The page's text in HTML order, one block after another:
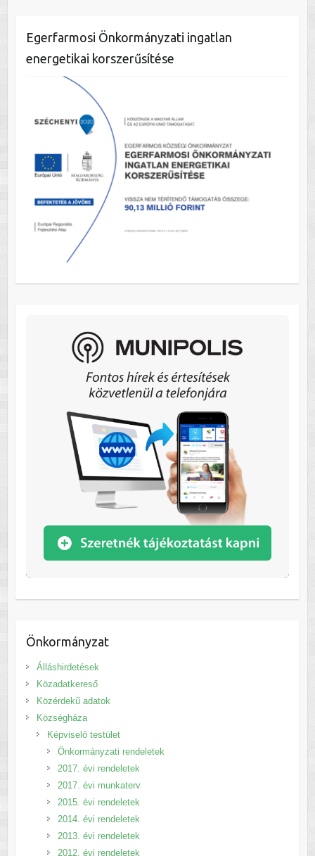
Egerfarmosi Önkormányzati ingatlan
energetikai korszerűsítése
Önkormányzat
Álláshirdetések
Közadatkereső
Közérdekű adatok
Községháza
Képviselő testület
Önkormányzati rendeletek
2017. évi rendeletek
2017. évi munkaterv
2015. évi rendeletek
2014. évi rendeletek
2013. évi rendeletek
2012. évi rendeletek